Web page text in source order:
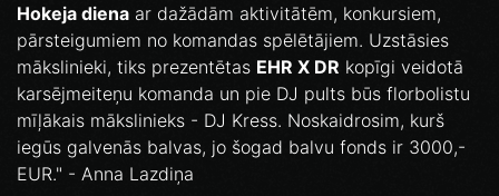
Hokeja diena ar dažādām aktivitātēm, konkursiem,
pārsteigumiem no komandas spēlētājiem. Uzstāsies
mākslinieki, tiks prezentētas EHR X DR kopīgi veidotā
karsējmeiteņu komanda un pie DJ pults būs florbolistu
mīļākais mākslinieks - DJ Kress. Noskaidrosim, kurš
iegūs galvenās balvas, jo šogad balvu fonds ir 3000,-
EUR." - Anna Lazdiņa